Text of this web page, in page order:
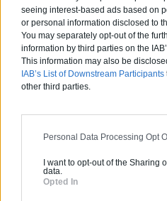
seeing interest-based ads based on
or personal information disclosed to
You may separately opt-out of the
information by third parties on the
This information may also be
IAB’s List of Downstream Participants
other third parties.
Personal Data Processing Opt
I want to opt-out of the Sharing
data.
Opted In
Articles
Jardin devant
Comment